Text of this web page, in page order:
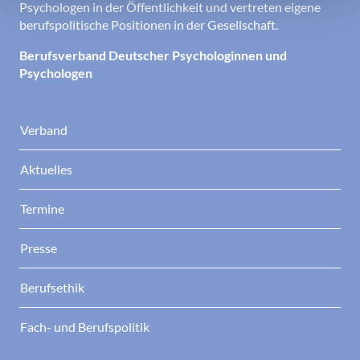
Psychologen in der Öffentlichkeit und vertreten eigene
berufspolitische Positionen in der Gesellschaft.
Berufsverband Deutscher Psychologinnen und
Psychologen
Verband
Aktuelles
Termine
Presse
Berufsethik
Fach- und Berufspolitik